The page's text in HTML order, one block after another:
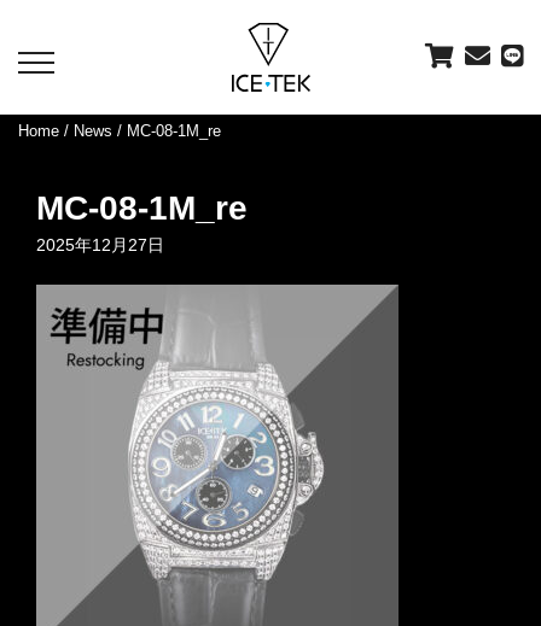
toggle
Home / News / MC-08-1M_re
MC-08-1M_re
2025年12月27日